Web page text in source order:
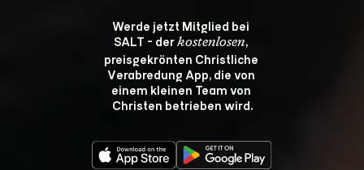
Werde jetzt Mitglied bei
SALT - der kostenlosen,
preisgekrönten Christliche
Verabredung App, die von
einem kleinen Team von
Christen betrieben wird.